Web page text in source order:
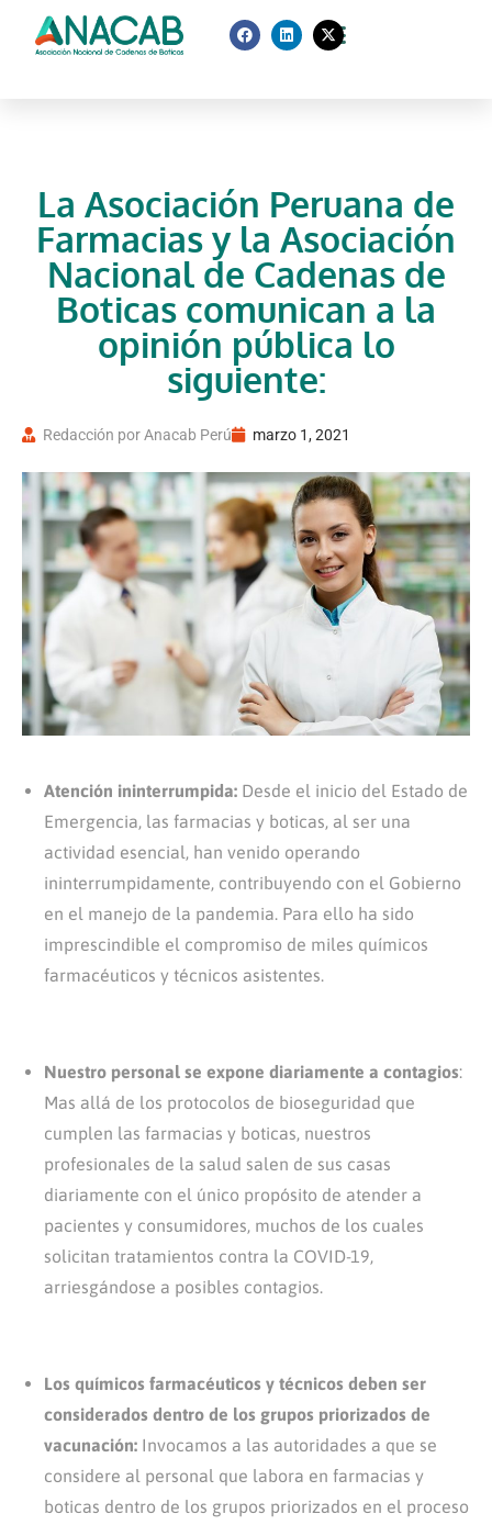
La Asociación Peruana de
Farmacias y la Asociación
Nacional de Cadenas de
Boticas comunican a la
opinión pública lo
siguiente:
Redacción por Anacab Perú marzo 1, 2021
Atención ininterrumpida: Desde el inicio del Estado de
Emergencia, las farmacias y boticas, al ser una
actividad esencial, han venido operando
ininterrumpidamente, contribuyendo con el Gobierno
en el manejo de la pandemia. Para ello ha sido
imprescindible el compromiso de miles químicos
farmacéuticos y técnicos asistentes.
Nuestro personal se expone diariamente a contagios:
Mas allá de los protocolos de bioseguridad que
cumplen las farmacias y boticas, nuestros
profesionales de la salud salen de sus casas
diariamente con el único propósito de atender a
pacientes y consumidores, muchos de los cuales
solicitan tratamientos contra la COVID-19,
arriesgándose a posibles contagios.
Los químicos farmacéuticos y técnicos deben ser
considerados dentro de los grupos priorizados de
vacunación: Invocamos a las autoridades a que se
considere al personal que labora en farmacias y
boticas dentro de los grupos priorizados en el proceso